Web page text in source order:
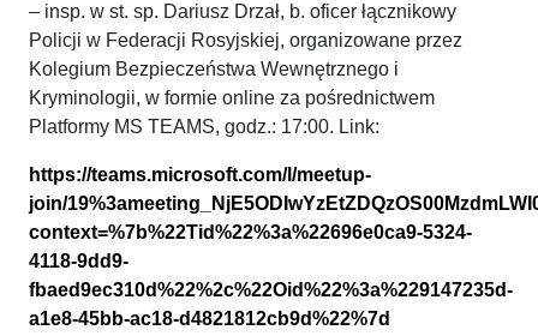
– insp. w st. sp. Dariusz Drzał, b. oficer łącznikowy
Policji w Federacji Rosyjskiej, organizowane przez
Kolegium Bezpieczeństwa Wewnętrznego i
Kryminologii, w formie online za pośrednictwem
Platformy MS TEAMS, godz.: 17:00. Link:
https://teams.microsoft.com/l/meetup-
join/
context=%7b%22Tid%22%3a%22696e0ca9-5324-
4118-9dd9-
fbaed9ec310d%22%2c%22Oid%22%3a%229147235d-
a1e8-45bb-ac18-d4821812cb9d%22%7d